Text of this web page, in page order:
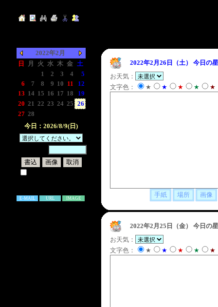
2022年2月
日
月 火 水 木 金 土
1 2 3 4
5
6
7 8 9 10 11
12
13 14 15 16 17 18
19
20 21 22 23 24 25 26
27 28
今日：2026/8/9(日)
E-MAIL URL IMAGE
2022年2月26日（土）
今日の
お天気：
文字色：
★ ★ ★ ★ ★
2022年2月25日（金）
今日の
お天気：
文字色：
★ ★ ★ ★ ★